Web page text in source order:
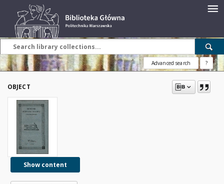
Advanced search ?
OBJECT
Show content